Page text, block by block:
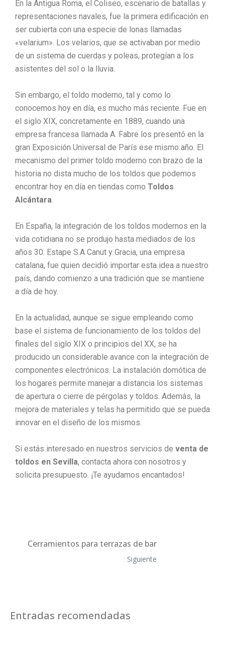
En la Antigua Roma, el Coliseo, escenario de batallas y
representaciones navales, fue la primera edificación en
ser cubierta con una especie de lonas llamadas
«velarium». Los velarios, que se activaban por medio
de un sistema de cuerdas y poleas, protegían a los
asistentes del sol o la lluvia.
Sin embargo, el toldo moderno, tal y como lo
conocemos hoy en día, es mucho más reciente. Fue en
el siglo XIX, concretamente en 1889, cuando una
empresa francesa llamada A. Fabre los presentó en la
gran Exposición Universal de París ese mismo año. El
mecanismo del primer toldo moderno con brazo de la
historia no dista mucho de los toldos que podemos
encontrar hoy en día en tiendas como Toldos
Alcántara.
En España, la integración de los toldos modernos en la
vida cotidiana no se produjo hasta mediados de los
años 30. Estape S.A Canut y Gracia, una empresa
catalana, fue quien decidió importar esta idea a nuestro
país, dando comienzo a una tradición que se mantiene
a día de hoy.
En la actualidad, aunque se sigue empleando como
base el sistema de funcionamiento de los toldos del
finales del siglo XIX o principios del XX, se ha
producido un considerable avance con la integración de
componentes electrónicos. La instalación domótica de
los hogares permite manejar a distancia los sistemas
de apertura o cierre de pérgolas y toldos. Además, la
mejora de materiales y telas ha permitido que se pueda
innovar en el diseño de los mismos.
Si estás interesado en nuestros servicios de venta de
toldos en Sevilla, contacta ahora con nosotros y
solicita presupuesto. ¡Te ayudamos encantados!
Cerramientos para terrazas de bar
Siguiente
Entradas recomendadas